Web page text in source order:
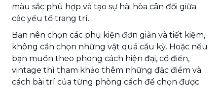
màu sắc phù hợp và tạo sự hài hòa cân đối giữa
các yếu tố trang trí.
Bạn nên chọn các phụ kiện đơn giản và tiết kiệm,
không cần chọn những vật quá cầu kỳ. Hoặc nếu
bạn muốn theo phong cách hiện đại, cổ điển,
vintage thì tham khảo thêm những đặc điểm và
cách bài trí của từng phòng cách để chọn được